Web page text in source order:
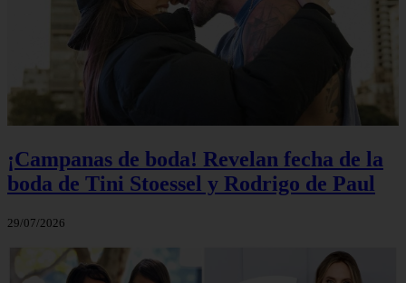
¡Campanas de boda! Revelan fecha de la
boda de Tini Stoessel y Rodrigo de Paul
29/07/2026